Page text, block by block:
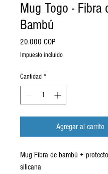
Mug Togo - Fibra
Bambú
20.000 COPPrecio
Impuesto incluido
Cantidad *
Agregar al carrito
Mug Fibra de bambú +
silicana